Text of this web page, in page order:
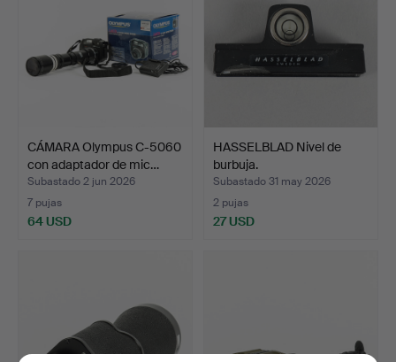
CÁMARA Olympus C-5060
con adaptador de mic…
Subastado 2 jun 2026
7 pujas
64 USD
HASSELBLAD Nivel de
burbuja.
Subastado 31 may 2026
2 pujas
27 USD